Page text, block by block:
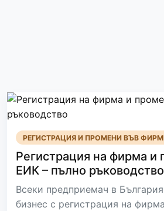
РЕГИСТРАЦИЯ И ПРОМЕНИ ВЪВ
Регистрация на фирма и
ЕИК – пълно ръководство
Всеки предприемач в
бизнес с регистрация на